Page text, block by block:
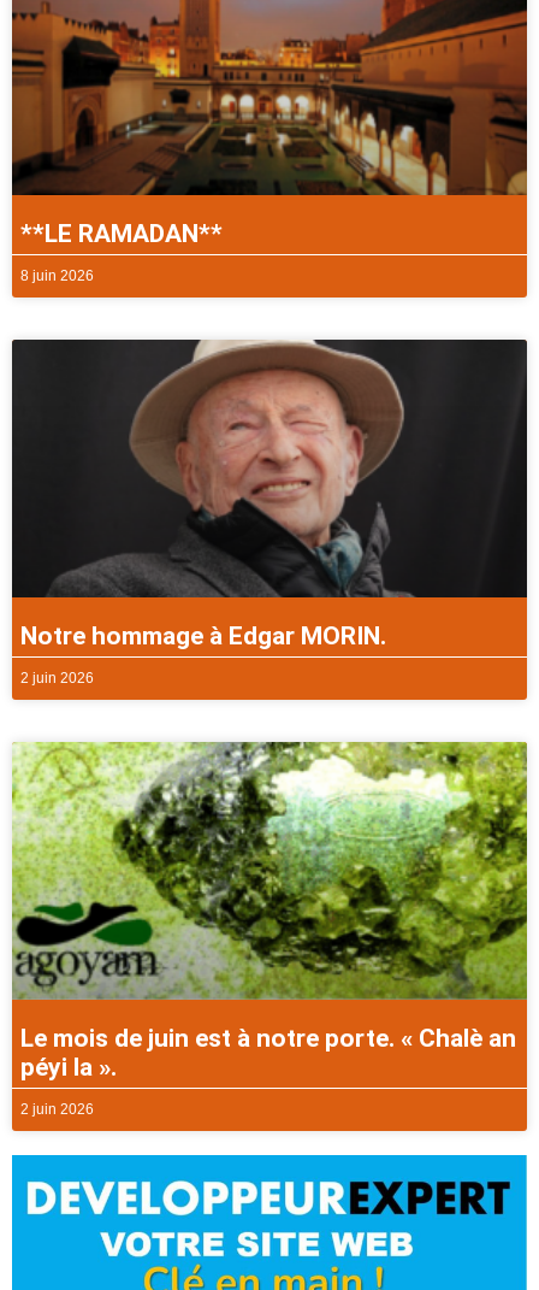
**LE RAMADAN**
8 juin 2026
Notre hommage à Edgar MORIN.
2 juin 2026
Le mois de juin est à notre porte. « Chalè an
péyi la ».
2 juin 2026